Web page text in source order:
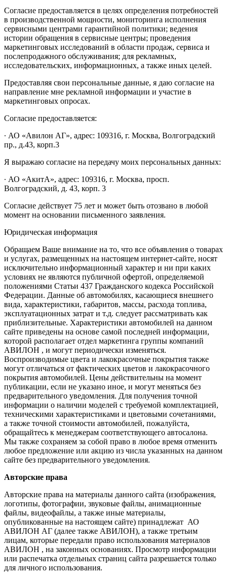
Согласие предоставляется в целях определения потребностей
в производственной мощности, мониторинга исполнения
сервисными центрами гарантийной политики; ведения
истории обращения в сервисные центры; проведения
маркетинговых исследований в области продаж, сервиса и
послепродажного обслуживания; для рекламных,
исследовательских, информационных, а также иных целей.
Предоставляя свои персональные данные, я даю согласие на
направление мне рекламной информации и участие в
маркетинговых опросах.
Согласие предоставляется:
∙ АО «Авилон АГ», адрес: 109316, г. Москва, Волгоградский
пр., д.43, корп.3
Я выражаю согласие на передачу моих персональных данных:
∙ АО «АкитА», адрес: 109316, г. Москва, просп.
Волгоградский, д. 43, корп. 3
Согласие действует 75 лет и может быть отозвано в любой
момент на основании письменного заявления.
Юридическая информация
Обращаем Ваше внимание на то, что все объявления о товарах
и услугах, размещенных на настоящем интернет-сайте, носят
исключительно информационный характер и ни при каких
условиях не являются публичной офертой, определяемой
положениями Статьи 437 Гражданского кодекса Российской
Федерации. Данные об автомобилях, касающиеся внешнего
вида, характеристики, габаритов, массы, расхода топлива,
эксплуатационных затрат и т.д. следует рассматривать как
приблизительные. Характеристики автомобилей на данном
сайте приведены на основе самой последней информации,
которой располагает отдел маркетинга группы компаний
АВИЛОН , и могут периодически изменяться.
Воспроизводимые цвета и лакокрасочные покрытия также
могут отличаться от фактических цветов и лакокрасочного
покрытия автомобилей. Цены действительны на момент
публикации, если не указано иное, и могут меняться без
предварительного уведомления. Для получения точной
информации о наличии моделей с требуемой комплектацией,
техническими характеристиками и цветовыми сочетаниями,
а также точной стоимости автомобилей, пожалуйста,
обращайтесь к менеджерам соответствующего автосалона.
Мы также сохраняем за собой право в любое время отменить
любое предложение или акцию из числа указанных на данном
сайте без предварительного уведомления.
Авторские права
Авторские права на материалы данного сайта (изображения,
логотипы, фотографии, звуковые файлы, анимационные
файлы, видеофайлы, а также иные материалы,
опубликованные на настоящем сайте) принадлежат АО
АВИЛОН АГ (далее также АВИЛОН), а также третьим
лицам, которые передали право использования материалов
АВИЛОН , на законных основаниях. Просмотр информации
или распечатка отдельных страниц сайта разрешается только
для личного использования.